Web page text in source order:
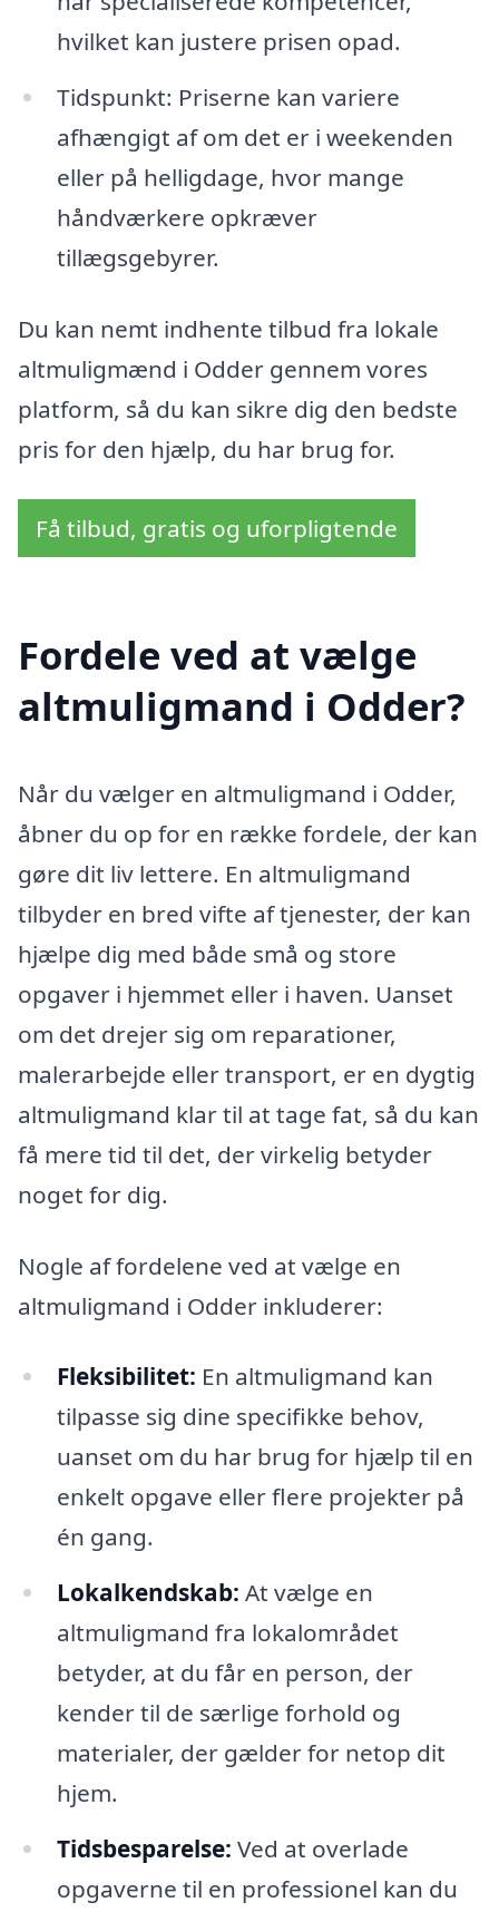
hvilket kan justere prisen opad.
Tidspunkt: Priserne kan variere
afhængigt af om det er i weekenden
eller på helligdage, hvor mange
håndværkere opkræver
tillægsgebyrer.
Du kan nemt indhente tilbud fra lokale
altmuligmænd i Odder gennem vores
platform, så du kan sikre dig den bedste
pris for den hjælp, du har brug for.
Få tilbud, gratis og uforpligtende
Fordele ved at vælge
altmuligmand i Odder?
Når du vælger en altmuligmand i Odder,
åbner du op for en række fordele, der kan
gøre dit liv lettere. En altmuligmand
tilbyder en bred vifte af tjenester, der kan
hjælpe dig med både små og store
opgaver i hjemmet eller i haven. Uanset
om det drejer sig om reparationer,
malerarbejde eller transport, er en dygtig
altmuligmand klar til at tage fat, så du kan
få mere tid til det, der virkelig betyder
noget for dig.
Nogle af fordelene ved at vælge en
altmuligmand i Odder inkluderer:
Fleksibilitet: En altmuligmand kan
tilpasse sig dine specifikke behov,
uanset om du har brug for hjælp til en
enkelt opgave eller flere projekter på
én gang.
Lokalkendskab: At vælge en
altmuligmand fra lokalområdet
betyder, at du får en person, der
kender til de særlige forhold og
materialer, der gælder for netop dit
hjem.
Tidsbesparelse: Ved at overlade
opgaverne til en professionel kan du